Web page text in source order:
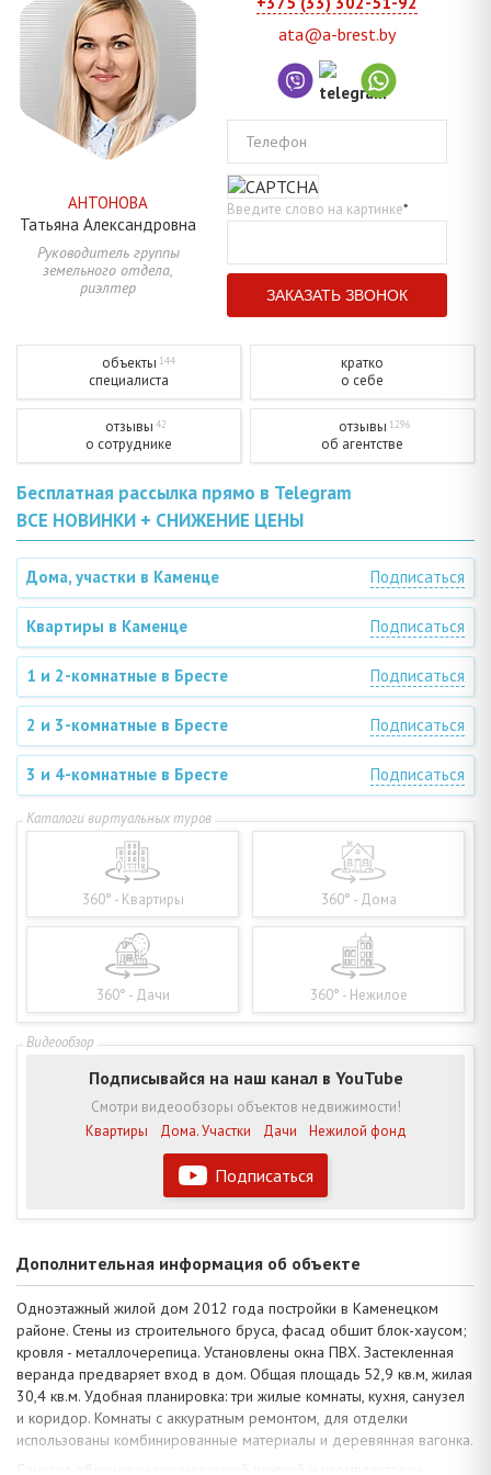
АНТОНОВА
Татьяна Александровна
Руководитель группы
земельного отдела,
риэлтер
ata@a-brest.by
Телефон
Введите слово на картинке*
объекты 144
специалиста
кратко
о себе
отзывы 42
о сотруднике
отзывы 1296
об агентстве
Бесплатная рассылка прямо в Telegram
ВСЕ НОВИНКИ + СНИЖЕНИЕ ЦЕНЫ
Дома, участки в Каменце Подписаться
Квартиры в Каменце Подписаться
1 и 2-комнатные в Бресте Подписаться
2 и 3-комнатные в Бресте Подписаться
3 и 4-комнатные в Бресте Подписаться
360° - Квартиры 360° - Дома
360° - Дачи 360° - Нежилое
Подписаться
Подписывайся на наш канал в YouTube
Смотри видеообзоры объектов недвижимости!
Квартиры
Дома. Участки Дачи Нежилой фонд
Дополнительная информация об объекте
Одноэтажный жилой дом 2012 года постройки в Каменецком
районе. Стены из строительного бруса, фасад обшит блок-хаусом;
кровля - металлочерепица. Установлены окна ПВХ. Застекленная
веранда предваряет вход в дом. Общая площадь 52,9 кв.м, жилая
30,4 кв.м. Удобная планировка: три жилые комнаты, кухня, санузел
и коридор. Комнаты с аккуратным ремонтом, для отделки
использованы комбинированные материалы и деревянная вагонка.